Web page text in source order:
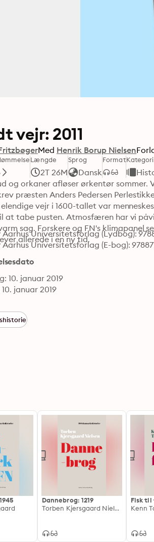
vejr: 2011
Med Henrik Borup Nielsen
Længde
2T 26M
Sprog
Dansk
FormatKategori
og orkaner afløser ørkentør
præsten Anders Pedersen
vejr i 1600-tallet var
at tabe pusten. Atmosfæren har vi
sag. Forskere og FN's klimapanel
allerede i en ny tid.
Aarhus Universitetsforlag (Lydbog):
Aarhus Universitetsforlag (E-bog):
10. januar 2019
januar 2019
Dannebrog: 1219
Torben Kjersgaard Nielsen
Fisk til
Kenn